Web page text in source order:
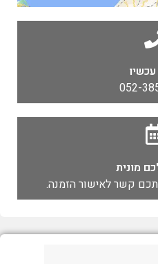
עכשיו
052-
מונית
קשר לאישור הזמנה.